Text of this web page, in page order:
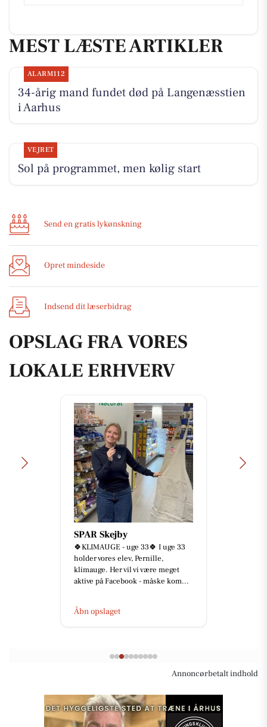
MEST LÆSTE ARTIKLER
ALARM112
34-årig mand fundet død på Langenæsstien
i Aarhus
VEJRET
Sol på programmet, men kølig start
Send en gratis lykønskning
Opret mindeside
Indsend dit læserbidrag
OPSLAG FRA VORES
LOKALE ERHVERV
SPAR Skejby
🍀KLIMAUGE - uge 33🍀 I uge 33
holder vores elev, Pernille,
klimauge. Her vil vi være meget
aktive på Facebook - måske kom...
Åbn opslaget
Annoncørbetalt indhold